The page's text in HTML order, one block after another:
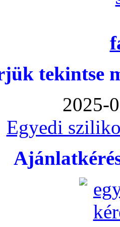
tekintse
2025-
Egyedi